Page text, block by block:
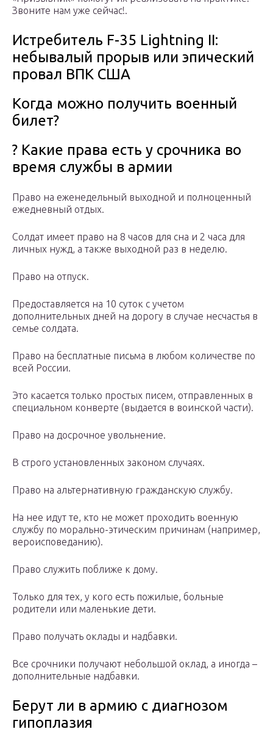
Звоните нам уже сейчас!.
Истребитель F-35 Lightning II:
небывалый прорыв или эпический
провал ВПК США
Когда можно получить военный
билет?
? Какие права есть у срочника во
время службы в армии
Право на еженедельный выходной и полноценный
ежедневный отдых.
Солдат имеет право на 8 часов для сна и 2 часа для
личных нужд, а также выходной раз в неделю.
Право на отпуск.
Предоставляется на 10 суток с учетом
дополнительных дней на дорогу в случае несчастья в
семье солдата.
Право на бесплатные письма в любом количестве по
всей России.
Это касается только простых писем, отправленных в
специальном конверте (выдается в воинской части).
Право на досрочное увольнение.
В строго установленных законом случаях.
Право на альтернативную гражданскую службу.
На нее идут те, кто не может проходить военную
службу по морально-этическим причинам (например,
вероисповеданию).
Право служить поближе к дому.
Только для тех, у кого есть пожилые, больные
родители или маленькие дети.
Право получать оклады и надбавки.
Все срочники получают небольшой оклад, а иногда –
дополнительные надбавки.
Берут ли в армию с диагнозом
гипоплазия